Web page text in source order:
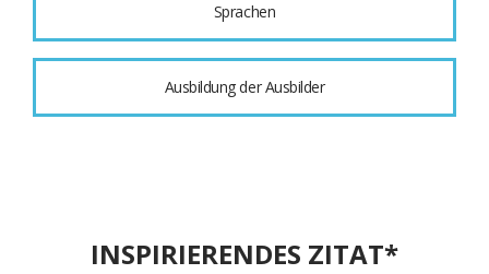
Sprachen
Ausbildung der Ausbilder
INSPIRIERENDES ZITAT*